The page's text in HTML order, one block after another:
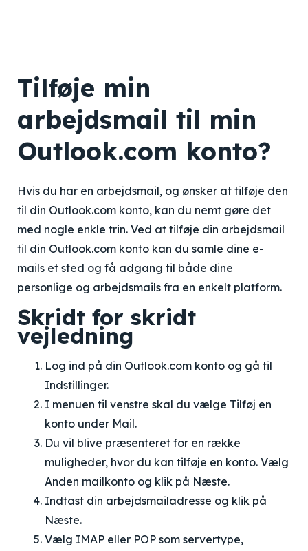
Tilføje min
arbejdsmail til min
Outlook.com konto?
Hvis du har en arbejdsmail, og ønsker at tilføje den
til din Outlook.com konto, kan du nemt gøre det
med nogle enkle trin. Ved at tilføje din arbejdsmail
til din Outlook.com konto kan du samle dine e-
mails et sted og få adgang til både dine
personlige og arbejdsmails fra en enkelt platform.
Skridt for skridt
vejledning
Log ind på din Outlook.com konto og gå til
Indstillinger.
I menuen til venstre skal du vælge Tilføj en
konto under Mail.
Du vil blive præsenteret for en række
muligheder, hvor du kan tilføje en konto. Vælg
Anden mailkonto og klik på Næste.
Indtast din arbejdsmailadresse og klik på
Næste.
Vælg IMAP eller POP som servertype,